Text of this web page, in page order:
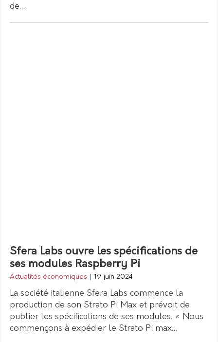
de…
Sfera Labs ouvre les spécifications de
ses modules Raspberry Pi
Actualités économiques 19 juin 2024
La société italienne Sfera Labs commence la
production de son Strato Pi Max et prévoit de
publier les spécifications de ses modules. « Nous
commençons à expédier le Strato Pi max…